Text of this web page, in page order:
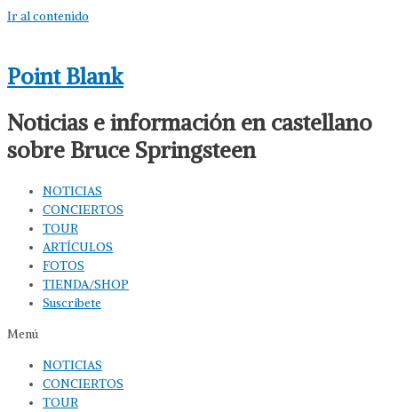
Ir al contenido
Point Blank
Noticias e información en castellano
sobre Bruce Springsteen
NOTICIAS
CONCIERTOS
TOUR
ARTÍCULOS
FOTOS
TIENDA/SHOP
Suscríbete
Menú
NOTICIAS
CONCIERTOS
TOUR